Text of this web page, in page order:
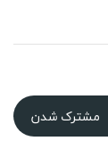
مشترک شدن